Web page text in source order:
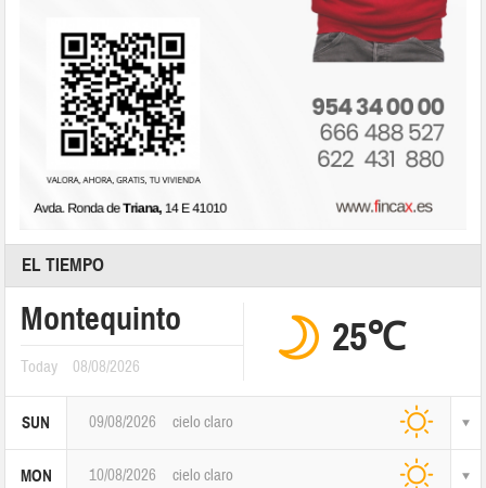
EL TIEMPO
Montequinto
Today 08/08/2026
25℃
SUN 09/08/2026 cielo claro
MON 10/08/2026 cielo claro